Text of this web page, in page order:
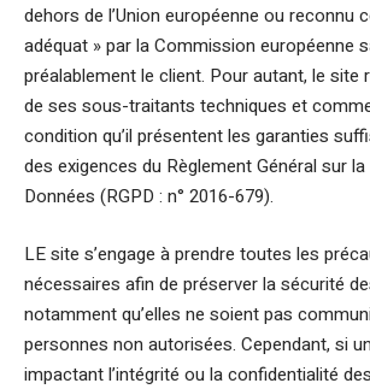
dehors de l’Union européenne ou reconnu
adéquat » par la Commission européenne
préalablement le client. Pour autant, le site
de ses sous-traitants techniques et
condition qu’il présentent les garanties
des exigences du Règlement Général sur
Données (RGPD : n° 2016-679).
LE site s’engage à prendre toutes les
nécessaires afin de préserver la sécurité
notamment qu’elles ne soient pas
personnes non autorisées. Cependant, si
impactant l’intégrité ou la confidentialité